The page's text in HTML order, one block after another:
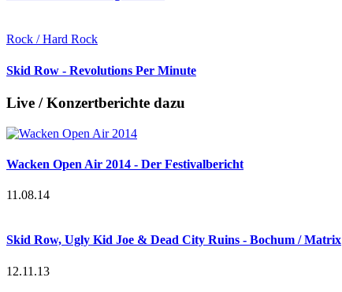
Rock / Hard Rock
Skid Row - Revolutions Per Minute
Live / Konzertberichte dazu
Wacken Open Air 2014 - Der Festivalbericht
11.08.14
Skid Row, Ugly Kid Joe & Dead City Ruins - Bochum / Matrix
12.11.13